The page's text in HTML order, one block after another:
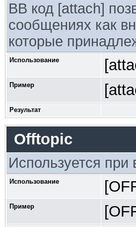
BB код [attach]
сообщениях как
которые
Использование
Пример
Результат
Offtopic
Используется при
Использование
Пример